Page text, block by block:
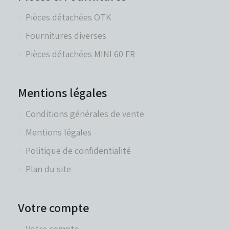
Pièces détachées OTK
Fournitures diverses
Pièces détachées MINI 60 FR
Mentions légales
Conditions générales de vente
Mentions légales
Politique de confidentialité
Plan du site
Votre compte